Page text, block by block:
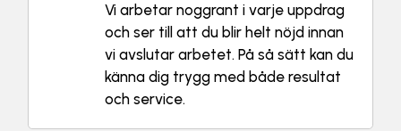
Vi arbetar noggrant i varje uppdrag
och ser till att du blir helt nöjd innan
vi avslutar arbetet. På så sätt kan du
känna dig trygg med både resultat
och service.